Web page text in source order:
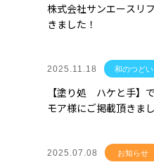
株式会社サンエースリ
きました！
2025.11.18 和のつどい
【塗り処 ハケと手】
モア様にご掲載頂きま
2025.07.08 お知らせ